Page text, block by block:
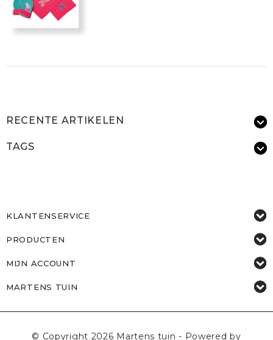
RECENTE ARTIKELEN
TAGS
KLANTENSERVICE
PRODUCTEN
MIJN ACCOUNT
MARTENS TUIN
© Copyright 2026 Martens tuin - Powered by